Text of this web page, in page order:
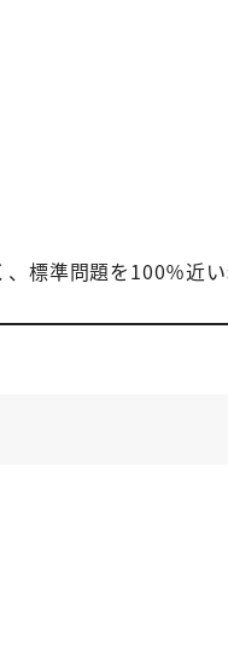
標準問題を100％近